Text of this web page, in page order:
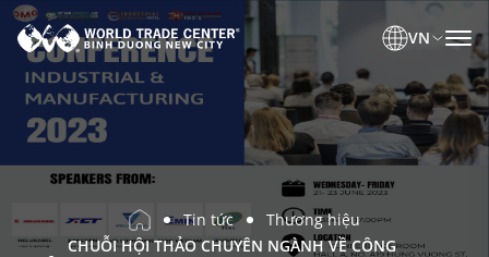
VN
Tin tức
Thương hiệu
CHUỖI HỘI THẢO CHUYÊN NGÀNH VỀ CÔNG